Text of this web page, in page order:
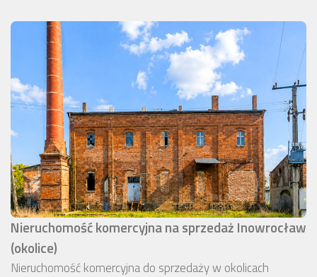
Nieruchomość komercyjna na sprzedaż Inowrocław
(okolice)
Nieruchomość komercyjna do sprzedaży w okolicach